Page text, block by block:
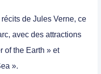
de Jules Verne, ce
avec des attractions
of the Earth » et
».